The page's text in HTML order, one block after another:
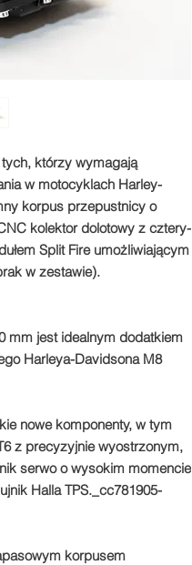
tych, którzy wymagają
w motocyklach Harley-
korpus przepustnicy o
kolektor dolotowy z cztery-
Split Fire umożliwiającym
w zestawie).
mm jest idealnym dodatkiem
Harleya-Davidsona M8
nowe komponenty, w tym
z precyzyjnie wyostrzonym,
serwo o wysokim momencie
Halla TPS._cc781905-
korpusem